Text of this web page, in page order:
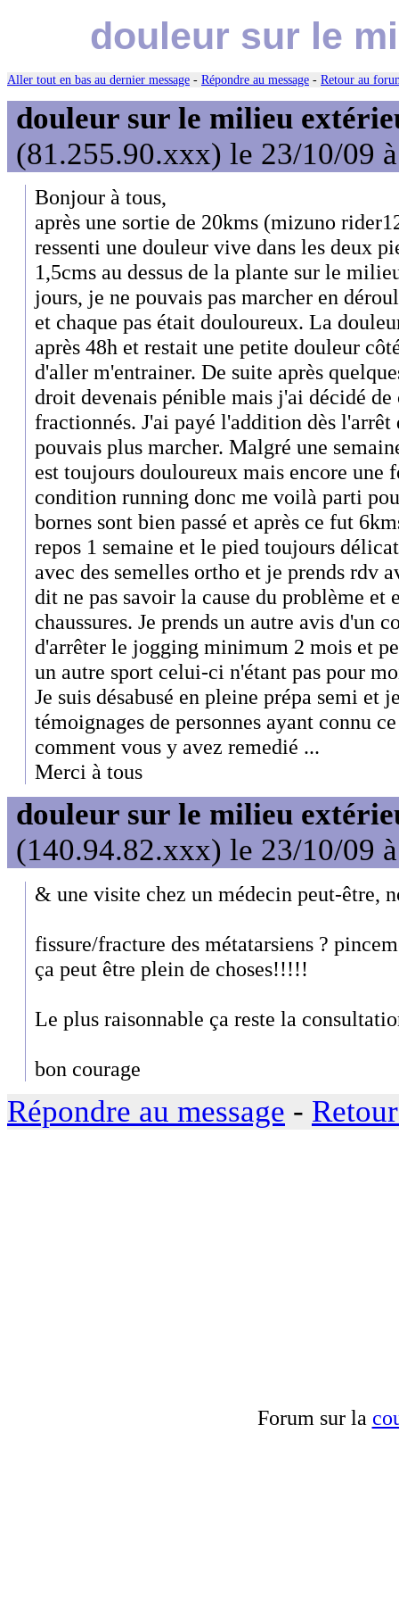
douleur sur le
Aller tout en bas au dernier message - Répondre au message - Retour au
douleur sur le milieu
(81.255.90.xxx) le 23/10/09
Bonjour à tous,
après une sortie de 20kms (mizuno
ressenti une douleur vive dans les deux
1,5cms au dessus de la plante sur le
jours, je ne pouvais pas marcher en
et chaque pas était douloureux. La
après 48h et restait une petite douleur
d'aller m'entrainer. De suite après
droit devenais pénible mais j'ai décidé de
fractionnés. J'ai payé l'addition dès l'arrêt
pouvais plus marcher. Malgré une
est toujours douloureux mais encore
condition running donc me voilà parti
bornes sont bien passé et après ce fut
repos 1 semaine et le pied toujours
avec des semelles ortho et je prends rdv
dit ne pas savoir la cause du problème et
chaussures. Je prends un autre avis d'un
d'arrêter le jogging minimum 2 mois et
un autre sport celui-ci n'étant pas pour
Je suis désabusé en pleine prépa semi et
témoignages de personnes ayant connu
comment vous y avez remedié ...
Merci à tous
douleur sur le milieu
(140.94.82.xxx) le 23/10/09
& une visite chez un médecin peut-être,
fissure/fracture des métatarsiens ?
ça peut être plein de choses!!!!!
Le plus raisonnable ça reste la
bon courage
Répondre au message -
Forum sur la